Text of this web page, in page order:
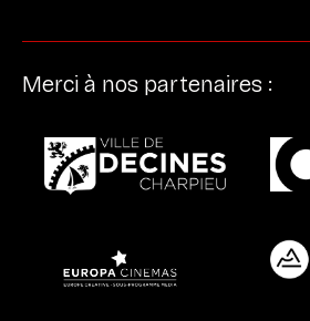
Merci à nos partenaires :